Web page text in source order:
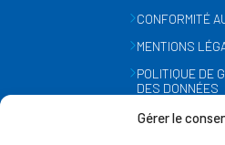
Gérer le
CONFORMITÉ
MENTIONS
POLITIQUE DE
DES DONNÉES